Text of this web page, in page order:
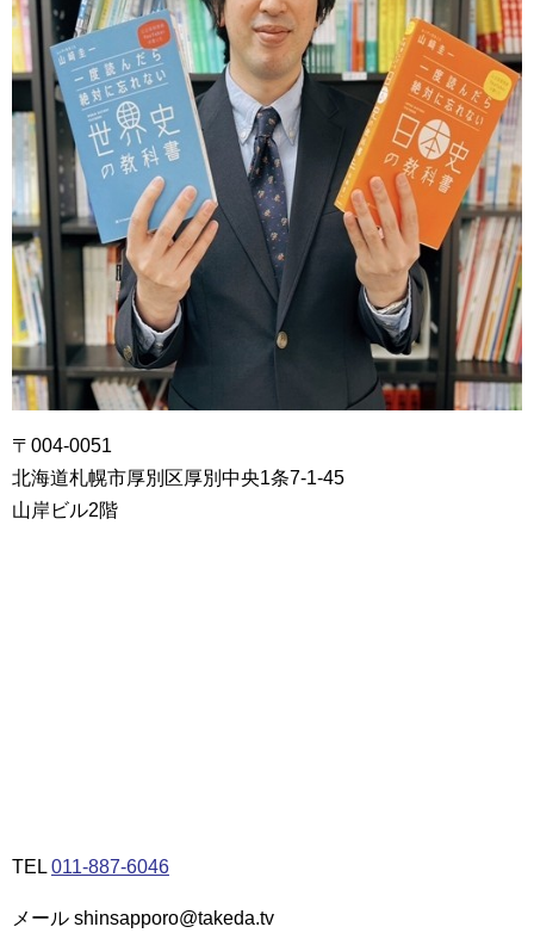
〒004-0051
北海道札幌市厚別区厚別中央1条7-1-45
山岸ビル2階
TEL 011-887-6046
メール shinsapporo@takeda.tv